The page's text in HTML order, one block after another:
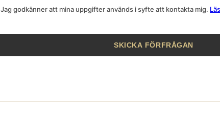
Jag godkänner att mina uppgifter används i syfte att kontakta mig.